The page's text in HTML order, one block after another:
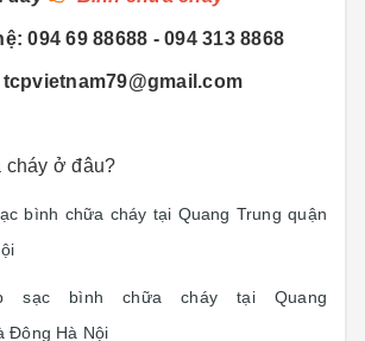
094 69 88688 - 094 313 8868
tcpvietnam79@gmail.com
cháy ở đâu?
bình chữa cháy tại Quang Trung quận
sạc bình chữa cháy tại Quang
Đông Hà Nội